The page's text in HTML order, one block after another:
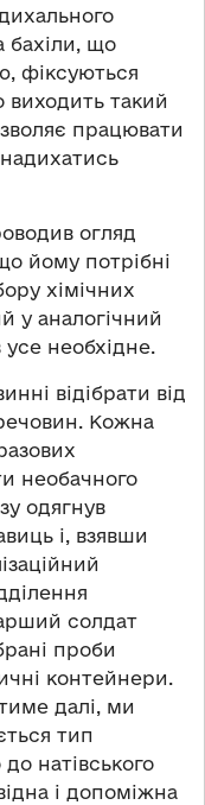
бахіли, що
фіксуються
такий
працювати
надихатись
огляд
йому потрібні
хімічних
у аналогічний
усе необхідне.
відібрати від
Кожна
необачного
одягнув
і, взявши
солдат
проби
контейнери.
далі, ми
тип
натівського
і допоміжна